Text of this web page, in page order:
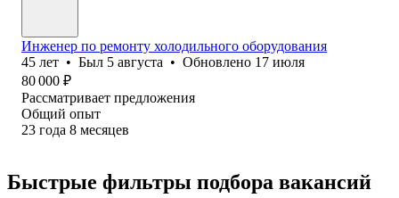
Инженер по ремонту холодильного оборудования
45 лет • Был 5 августа • Обновлено 17 июля
80 000 ₽
Рассматривает предложения
Общий опыт
23 года 8 месяцев
Быстрые фильтры подбора вакансий